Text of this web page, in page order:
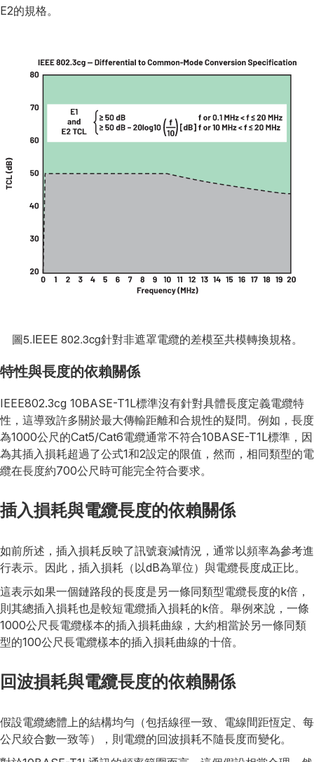
E2的規格。
圖5.IEEE 802.3cg針對非遮罩電纜的差模至共模轉換規格。
特性與長度的依賴關係
IEEE802.3cg 10BASE-T1L標準沒有針對具體長度定義電纜特
性，這導致許多關於最大傳輸距離和合規性的疑問。例如，長度
為1000公尺的Cat5/Cat6電纜通常不符合10BASE-T1L標準，因
為其插入損耗超過了公式1和2設定的限值，然而，相同類型的電
纜在長度約700公尺時可能完全符合要求。
插入損耗與電纜長度的依賴關係
如前所述，插入損耗反映了訊號衰減情況，通常以頻率為參考進
行表示。因此，插入損耗（以dB為單位）與電纜長度成正比。
這表示如果一個鏈路段的長度是另一條同類型電纜長度的k倍，
則其總插入損耗也是較短電纜插入損耗的k倍。舉例來說，一條
1000公尺長電纜樣本的插入損耗曲線，大約相當於另一條同類
型的100公尺長電纜樣本的插入損耗曲線的十倍。
回波損耗與電纜長度的依賴關係
假設電纜總體上的結構均勻（包括線徑一致、電線間距恆定、每
公尺絞合數一致等），則電纜的回波損耗不隨長度而變化。